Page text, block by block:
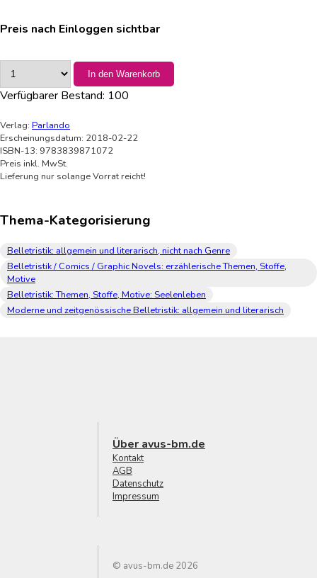
Preis nach Einloggen sichtbar
In den Warenkorb
Verfügbarer Bestand: 100
Verlag: Parlando
Erscheinungsdatum: 2018-02-22
ISBN-13: 9783839871072
Preis inkl. MwSt.
Lieferung nur solange Vorrat reicht!
Thema-Kategorisierung
Belletristik: allgemein und literarisch, nicht nach Genre
Belletristik / Comics / Graphic Novels: erzählerische Themen, Stoffe,
Motive
Belletristik: Themen, Stoffe, Motive: Seelenleben
Moderne und zeitgenössische Belletristik: allgemein und literarisch
Über avus-bm.de
Kontakt
AGB
Datenschutz
Impressum
© avus-bm.de 2026